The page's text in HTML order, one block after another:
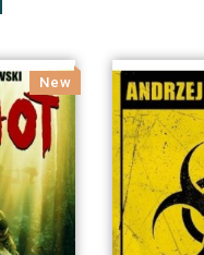
New